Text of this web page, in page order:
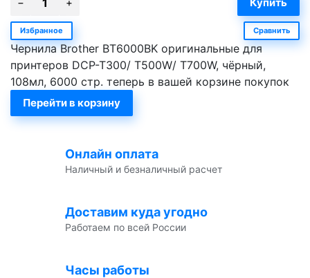
Избранное Сравнить
Чернила Brother BT6000BK оригинальные для
принтеров DCP-T300/ T500W/ T700W, чёрный,
108мл, 6000 стр. теперь в вашей корзине покупок
Перейти в корзину
Онлайн оплата
Наличный и безналичный расчет
Доставим куда угодно
Работаем по всей России
Часы работы